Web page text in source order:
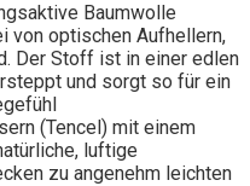
Baumwolle
von optischen Aufhellern,
Der Stoff ist in einer edlen
und sorgt so für ein
(Tencel) mit einem
luftige
zu angenehm leichten